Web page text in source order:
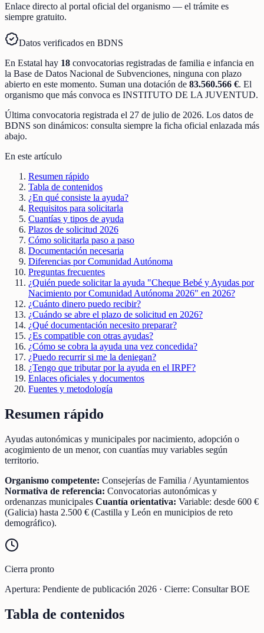
Enlace directo al portal oficial del organismo — el trámite es
siempre gratuito.
Datos verificados en BDNS
En Estatal hay 18 convocatorias registradas de familia e infancia en
la Base de Datos Nacional de Subvenciones, ninguna con plazo
abierto en este momento. Suman una dotación de 83.560.566 €. El
organismo que más convoca es INSTITUTO DE LA JUVENTUD.
Última convocatoria registrada el 27 de julio de 2026. Los datos de
BDNS son dinámicos: consulta siempre la ficha oficial enlazada más
abajo.
En este artículo
Resumen rápido
Tabla de contenidos
¿En qué consiste la ayuda?
Requisitos para solicitarla
Cuantías y tipos de ayuda
Plazos de solicitud 2026
Cómo solicitarla paso a paso
Documentación necesaria
Diferencias por Comunidad Autónoma
Preguntas frecuentes
¿Quién puede solicitar la ayuda "Cheque Bebé y Ayudas por
Nacimiento por Comunidad Autónoma 2026" en 2026?
¿Cuánto dinero puedo recibir?
¿Cuándo se abre el plazo de solicitud en 2026?
¿Qué documentación necesito preparar?
¿Es compatible con otras ayudas?
¿Cómo se cobra la ayuda una vez concedida?
¿Puedo recurrir si me la deniegan?
¿Tengo que tributar por la ayuda en el IRPF?
Enlaces oficiales y documentos
Fuentes y metodología
Resumen rápido
Ayudas autonómicas y municipales por nacimiento, adopción o
acogimiento de un menor, con cuantías muy variables según
territorio.
Organismo competente: Consejerías de Familia / Ayuntamientos
Normativa de referencia: Convocatorias autonómicas y
ordenanzas municipales Cuantía orientativa: Variable: desde 600 €
(Galicia) hasta 2.500 € (Castilla y León en municipios de reto
demográfico).
Cierra pronto
Apertura: Pendiente de publicación 2026 · Cierre: Consultar BOE
Tabla de contenidos